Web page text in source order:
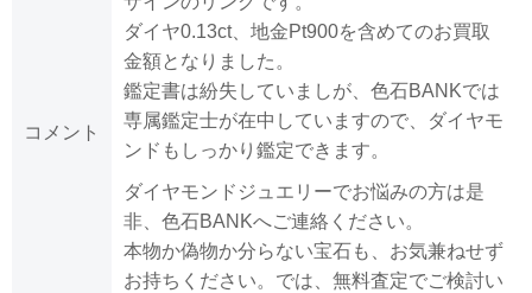
コメント
ダイヤ0.13ct、地金Pt900を含めてのお買取
金額となりました。
鑑定書は紛失していましが、色石BANKでは
専属鑑定士が在中していますので、ダイヤモ
ンドもしっかり鑑定できます。
ダイヤモンドジュエリーでお悩みの方は是
非、色石BANKへご連絡ください。
本物か偽物か分らない宝石も、お気兼ねせず
お持ちください。では、無料査定でご検討い